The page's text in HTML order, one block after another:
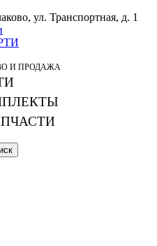
ул. Транспортная, д. 1
И ПРОДАЖА